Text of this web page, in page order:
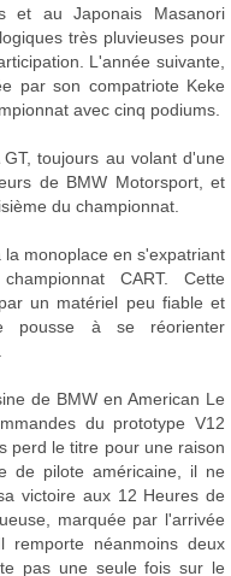
et au Japonais Masanori
très pluvieuses pour
L'année suivante,
par son compatriote Keke
avec cinq podiums.
toujours au volant d'une
de BMW Motorsport, et
du championnat.
monoplace en s'expatriant
CART. Cette
un matériel peu fiable et
pousse à se réorienter
de BMW en American Le
du prototype V12
perd le titre pour une raison
de pilote américaine, il ne
victoire aux 12 Heures de
marquée par l'arrivée
remporte néanmoins deux
pas une seule fois sur le